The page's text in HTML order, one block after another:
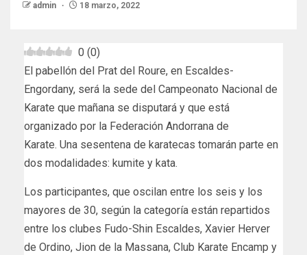
admin 18 marzo, 2022
0 (0)
El pabellón del Prat del Roure, en Escaldes-
Engordany, será la sede del Campeonato Nacional de
Karate que mañana se disputará y que está
organizado por la Federación Andorrana de
Karate. Una sesentena de karatecas tomarán parte en
dos modalidades: kumite y kata.
Los participantes, que oscilan entre los seis y los
mayores de 30, según la categoría están repartidos
entre los clubes Fudo-Shin Escaldes, Xavier Herver
de Ordino, Jion de la Massana, Club Karate Encamp y